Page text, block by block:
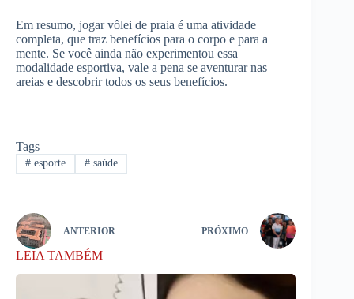
Em resumo, jogar vôlei de praia é uma atividade
completa, que traz benefícios para o corpo e para a
mente. Se você ainda não experimentou essa
modalidade esportiva, vale a pena se aventurar nas
areias e descobrir todos os seus benefícios.
Tags
#esporte #saúde
ANTERIOR PRÓXIMO
LEIA TAMBÉM